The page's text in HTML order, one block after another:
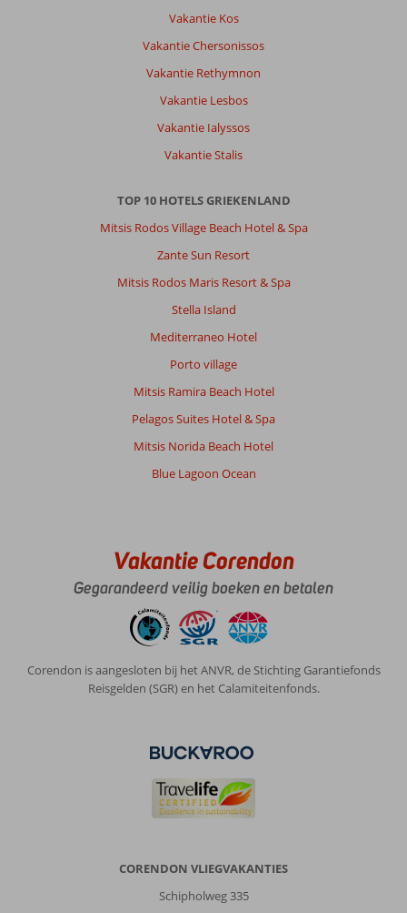
Vakantie Kos
Vakantie Chersonissos
Vakantie Rethymnon
Vakantie Lesbos
Vakantie Ialyssos
Vakantie Stalis
TOP 10 HOTELS GRIEKENLAND
Mitsis Rodos Village Beach Hotel & Spa
Zante Sun Resort
Mitsis Rodos Maris Resort & Spa
Stella Island
Mediterraneo Hotel
Porto village
Mitsis Ramira Beach Hotel
Pelagos Suites Hotel & Spa
Mitsis Norida Beach Hotel
Blue Lagoon Ocean
Vakantie Corendon
Gegarandeerd veilig boeken en betalen
Corendon is aangesloten bij het ANVR, de Stichting Garantiefonds
Reisgelden (SGR) en het Calamiteitenfonds.
CORENDON VLIEGVAKANTIES
Schipholweg 335